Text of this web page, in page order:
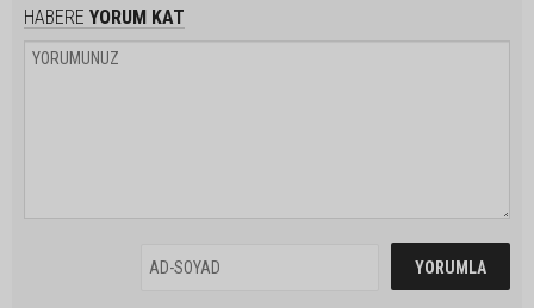
HABERE YORUM KAT